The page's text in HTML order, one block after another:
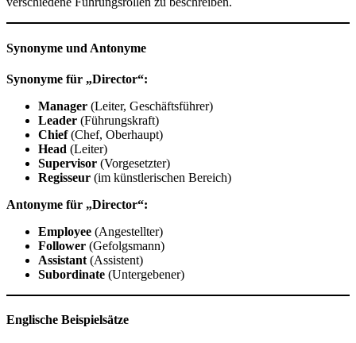
Synonyme und Antonyme
Synonyme für „Director“:
Manager (Leiter, Geschäftsführer)
Leader (Führungskraft)
Chief(Chef, Oberhaupt)
Head (Leiter)
Supervisor (Vorgesetzter)
Regisseur (im künstlerischen Bereich)
Antonyme für „Director“:
Employee (Angestellter)
Follower (Gefolgsmann)
Assistant (Assistent)
Subordinate (Untergebener)
Englische Beispielsätze